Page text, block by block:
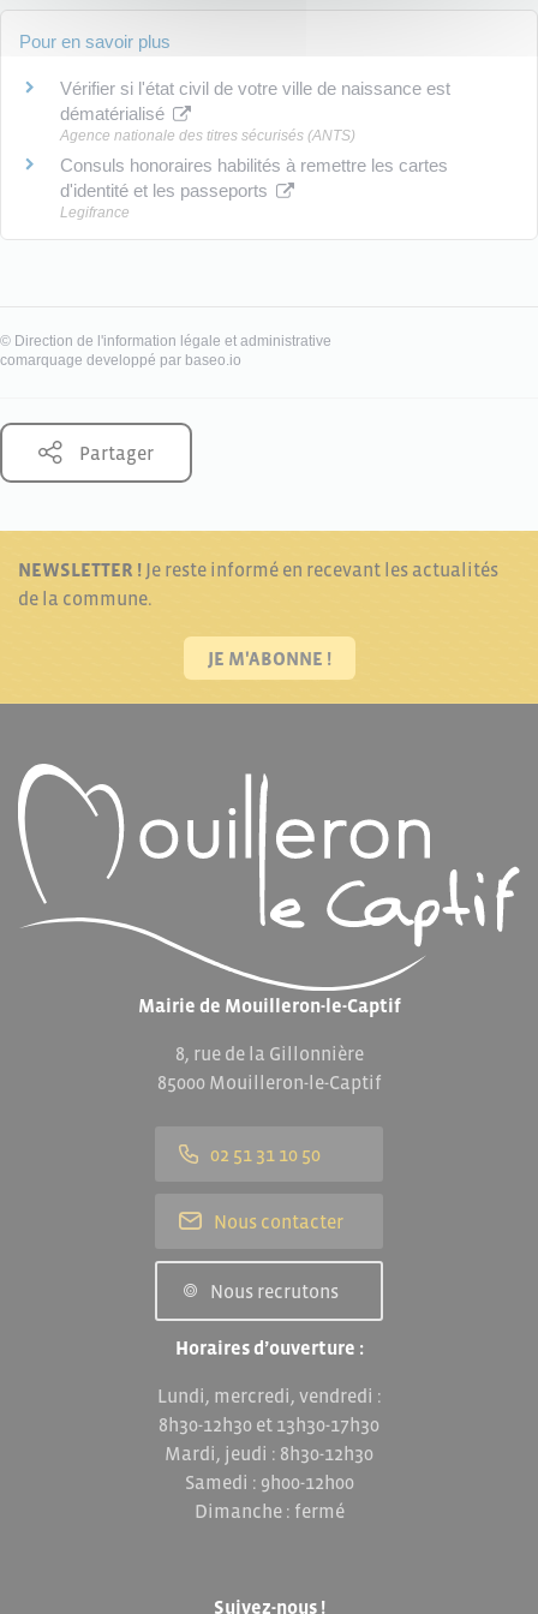
Pour en savoir plus
Vérifier si l'état civil de votre ville de naissance est
dématérialisé
Agence nationale des titres sécurisés (ANTS)
Consuls honoraires habilités à remettre les cartes
d'identité et les passeports
Legifrance
© Direction de l'information légale et administrative
comarquage developpé par baseo.io
Partager
NEWSLETTER ! Je reste informé en recevant les actualités
de la commune.
JE M'ABONNE !
Mairie de Mouilleron-le-Captif
8, rue de la Gillonnière
85000 Mouilleron-le-Captif
02 51 31 10 50
Nous contacter
Nous recrutons
Horaires d’ouverture :
Lundi, mercredi, vendredi :
8h30-12h30 et 13h30-17h30
Mardi, jeudi : 8h30-12h30
Samedi : 9h00-12h00
Dimanche : fermé
Suivez-nous !